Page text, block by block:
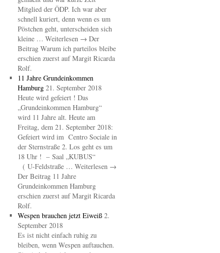
Mitglied der ÖDP. Ich war aber
schnell kuriert, denn wenn es um
Pöstchen geht, unterscheiden sich
kleine … Weiterlesen → Der
Beitrag Warum ich parteilos bleibe
erschien zuerst auf Margit Ricarda
Rolf.
11 Jahre Grundeinkommen
Hamburg 21. September 2018
Heute wird gefeiert ! Das
„Grundeinkommen Hamburg“
wird 11 Jahre alt. Heute am
Freitag, dem 21. September 2018:
Gefeiert wird im Centro Sociale in
der Sternstraße 2. Los geht es um
18 Uhr ! – Saal „KUBUS“
( U-Feldstraße … Weiterlesen →
Der Beitrag 11 Jahre
Grundeinkommen Hamburg
erschien zuerst auf Margit Ricarda
Rolf.
Wespen brauchen jetzt Eiweiß 2.
September 2018
Es ist nicht einfach ruhig zu
bleiben, wenn Wespen auftauchen.